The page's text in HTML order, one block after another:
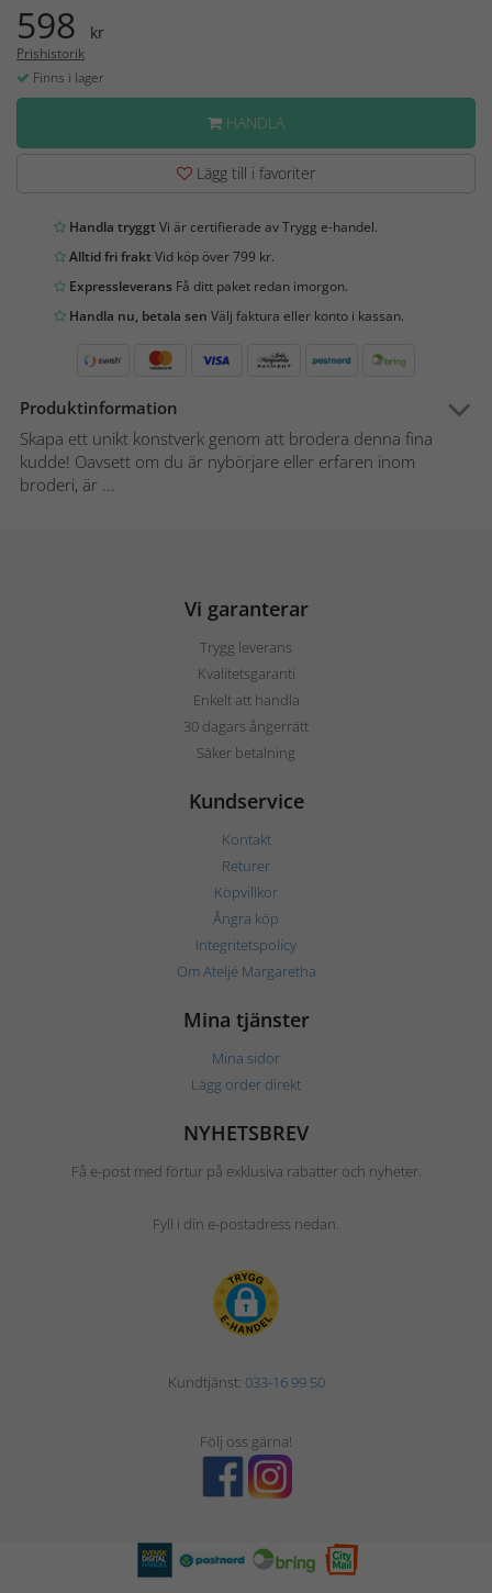
598 kr
Prishistorik
Finns i lager
HANDLA
Lägg till i favoriter
Handla tryggtVi är certifierade av Trygg e-handel.
Alltid fri fraktVid köp över 799 kr.
Expressleverans Få ditt paket redan imorgon.
Handla nu, betala sen Välj faktura eller konto i kassan.
Produktinformation
Skapa ett unikt konstverk genom att brodera denna fina
kudde! Oavsett om du är nybörjare eller erfaren inom
broderi, är ...
Vi garanterar
Trygg leverans
Kvalitetsgaranti
Enkelt att handla
30 dagars ångerrätt
Säker betalning
Kundservice
Kontakt
Returer
Köpvillkor
Ångra köp
Integritetspolicy
Om Ateljé Margaretha
Mina tjänster
Mina sidor
Lägg order direkt
NYHETSBREV
Få e-post med förtur på exklusiva rabatter och nyheter.
Fyll i din e-postadress nedan.
Kundtjänst: 033-16 99 50
Följ oss gärna!